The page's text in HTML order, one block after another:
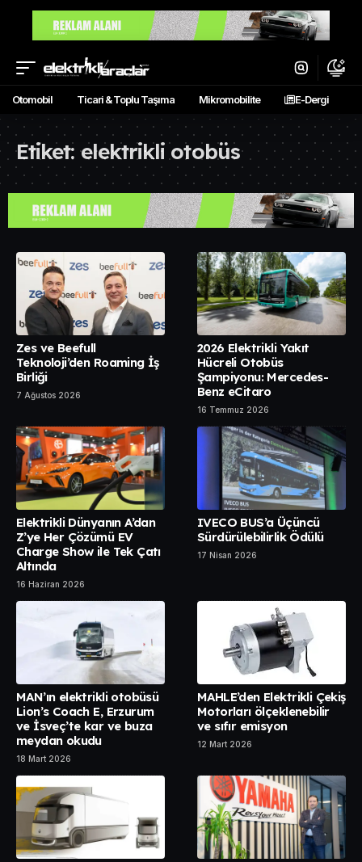
Otomobil Ticari & Toplu Taşıma Mikromobilite E-Dergi
Etiket:elektrikli otobüs
Zes ve Beefull
Teknoloji’den Roaming İş
Birliği
7 Ağustos 2026
2026 Elektrikli Yakıt
Hücreli Otobüs
Şampiyonu: Mercedes-
Benz eCitaro
16 Temmuz 2026
Elektrikli Dünyanın A’dan
Z’ye Her Çözümü EV
Charge Show ile Tek Çatı
Altında
16 Haziran 2026
IVECO BUS’a Üçüncü
Sürdürülebilirlik Ödülü
17 Nisan 2026
MAN’ın elektrikli otobüsü
Lion’s Coach E, Erzurum
ve İsveç’te kar ve buza
meydan okudu
18 Mart 2026
MAHLE’den Elektrikli Çekiş
Motorları ölçeklenebilir
ve sıfır emisyon
12 Mart 2026